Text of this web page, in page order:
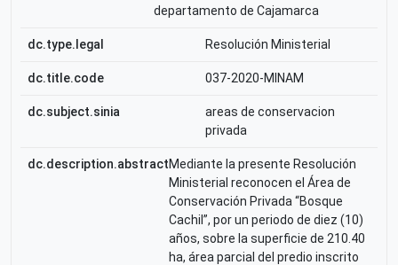
departamento de Cajamarca
dc.type.legal Resolución Ministerial
dc.title.code 037-2020-MINAM
dc.subject.sinia
areas de conservacion
privada
dc.description.abstractMediante la presente Resolución
Ministerial reconocen el Área de
Conservación Privada “Bosque
Cachil”, por un periodo de diez (10)
años, sobre la superficie de 210.40
ha, área parcial del predio inscrito